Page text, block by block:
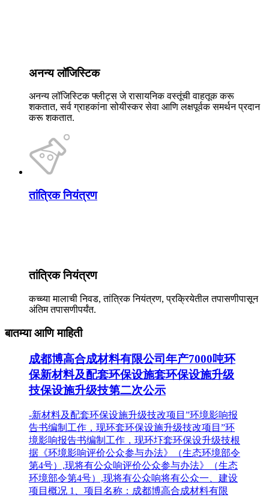
अनन्य लॉजिस्टिक
अनन्य लॉजिस्टिक फ्लीट्स जे रासायनिक वस्तूंची वाहतूक करू
शकतात, सर्व ग्राहकांना सोयीस्कर सेवा आणि लक्षपूर्वक समर्थन प्रदान
करू शकतात.
तांत्रिक नियंत्रण
तांत्रिक नियंत्रण
कच्च्या मालाची निवड, तांत्रिक नियंत्रण, प्रक्रियेतील तपासणीपासून
अंतिम तपासणीपर्यंत.
बातम्या आणि माहिती
成都博高合成材料有限公司年产7000吨环
保新材料及配套环保设施套环保设施升级
技保设施升级技第二次公示
-新材料及配套环保设施升级技改项目”环境影响报
告书编制工作，现环套环保设施升级技改项目”环
境影响报告书编制工作，现环圷套环保设升级技根
据《环境影响评价公众参与办法》（生态环境部令
第4号）,现将有公众响评价公众参与办法》（生态
环境部令第4号）,现将有公众响将有公众一、建设
项目概况 1、项目名称：成都博高合成材料有限